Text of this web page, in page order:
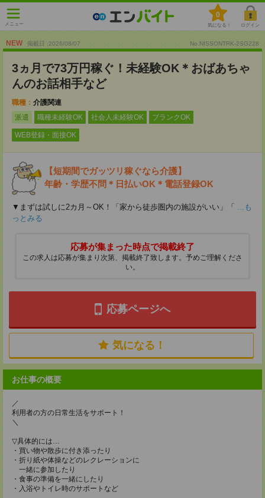
メニュー
0
気になる！ ログイン
NEW 掲載日 :2026/08/07 No.NISSONTRK-2SG228
3ヵ月で73万円稼ぐ！未経験OK＊おばあちゃ
んのお話相手など
職種： 介護関連
派遣
職種未経験OK 社会人未経験OK ブランクOK
WEB登録・面接OK
【短期間でガッツリ稼ぐなら介護】
年齢・学歴不問＊日払いOK＊電話登録OK
▼まずは試しに2カ月～OK！「家から徒歩圏内の施設がいい」「 ...も
っとみる
応募が集まった時点で掲載終了
この求人は応募が集まり次第、掲載終了致します。予めご理解くださ
い。
応募ページへ
気になる！
お仕事の概要
／
利用者の方の日常生活をサポート！
＼
▽具体的には…
・買い物や散歩に付き添ったり
・折り紙や体操などのレクレーションに
一緒に参加したり
・食事の準備を一緒にしたり
・入浴やトイレ時のサポートなど